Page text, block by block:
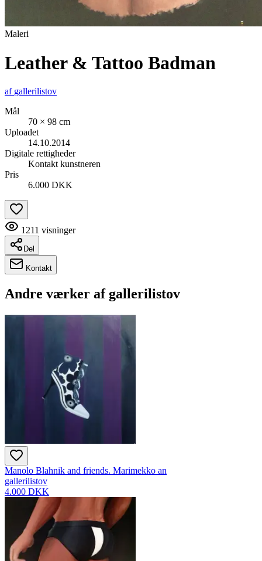
Maleri
Leather & Tattoo Badman
af gallerilistov
Mål
70 × 98 cm
Uploadet
14.10.2014
Digitale rettigheder
Kontakt kunstneren
Pris
6.000 DKK
1211 visninger
Del
Kontakt
Andre værker af gallerilistov
Manolo Blahnik and friends. Marimekko an
gallerilistov
4.000 DKK